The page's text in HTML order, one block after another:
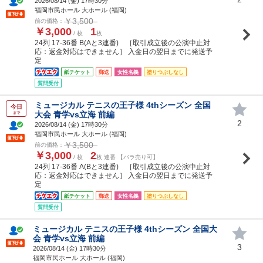
福岡市民ホール 大ホール (福岡)
前の価格： ￥3,500
￥3,000 / 枚 1枚
24列 17-36番 B(Aと3連番) ［取引成立後の公演中止対
応：返金対応はできません］ 入金日の翌日までに発送予
定
紙チケット 郵送 女性名義
塗りつぶしなし
質問受付
今日
まで
ミュージカル テニスの王子様 4thシーズン 全国
大会 青学vs立海 前編
2026/08/14 (金) 17時30分
福岡市民ホール 大ホール (福岡)
前の価格： ￥3,500
￥3,000 / 枚 2枚 連番 【バラ売り可】
24列 17-36番 A(Bと3連番) ［取引成立後の公演中止対
応：返金対応はできません］ 入金日の翌日までに発送予
定
紙チケット 郵送 女性名義
塗りつぶしなし
質問受付
2
ミュージカル テニスの王子様 4thシーズン 全国大
会 青学vs立海 前編
2026/08/14 (金) 17時30分
福岡市民ホール 大ホール (福岡)
3